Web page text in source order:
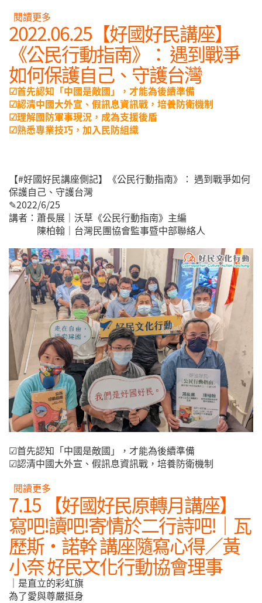
閱讀更多
過去被世界擁抱
2022.06.25【好國好民講座】
《公民行動指南》： 遇到戰爭
如何保護自己、守護台灣
☑首先認知「中國是敵國」，才能為後續準備
☑認清中國大外宣、假訊息資訊戰，培養防衛機制
☑理解國防軍事現況，成為支援後盾
☑熟悉專業技巧，加入民防組織
【#好國好民講座側記】《公民行動指南》： 遇到戰爭如何
保護自己、守護台灣
✎2022/6/25
講者：蕭長展｜沃草《公民行動指南》主編
陳柏翰｜台灣民團協會監事暨中部聯絡人
☑首先認知「中國是敵國」，才能為後續準備
☑認清中國大外宣、假訊息資訊戰，培養防衛機制
閱讀更多
南》： 遇到戰爭如何保護自己、守護台灣
7.15 【好國好民原轉月講座】
寫吧!讀吧!寄情於二行詩吧!｜瓦
歷斯·諾幹 講座隨寫心得／黃
小奈 好民文化行動協會理事
｜是直立的彩虹旗
為了愛與尊嚴挺身